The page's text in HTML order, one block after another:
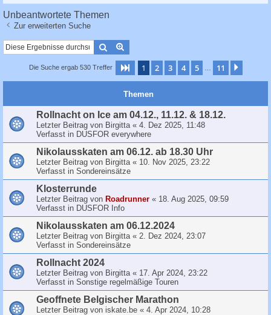
Unbeantwortete Themen
Zur erweiterten Suche
Suche
Die Suche ergab 530 Treffer Seite 1von 11
1 2 3 4 5 11
Themen
Rollnacht on Ice am 04.12., 11.12. & 18.12.
Letzter Beitrag von Birgitta« 4. Dez 2025, 11:48
Verfasst in DUSFOR everywhere
Nikolausskaten am 06.12. ab 18.30 Uhr
Letzter Beitrag von Birgitta« 10. Nov 2025, 23:22
Verfasst in Sondereinsätze
Klosterrunde
Letzter Beitrag von Roadrunner « 18. Aug 2025, 09:59
Verfasst in DUSFOR Info
Nikolausskaten am 06.12.2024
Letzter Beitrag von Birgitta« 2. Dez 2024, 23:07
Verfasst in Sondereinsätze
Rollnacht 2024
Letzter Beitrag von Birgitta« 17. Apr 2024, 23:22
Verfasst in Sonstige regelmäßige Touren
Geoffnete Belgischer Marathon
Letzter Beitrag von iskate.be « 4. Apr 2024, 10:28